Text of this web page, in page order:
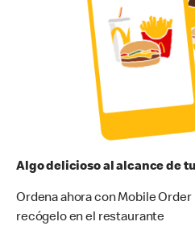
Algo delicioso al alcance de
Ordena ahora con Mobile Order
recógelo en el restaurante